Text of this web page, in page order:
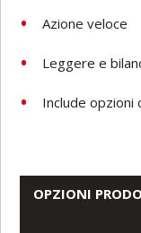
Azione veloce
Leggere e
Include opzioni
OPZIONI